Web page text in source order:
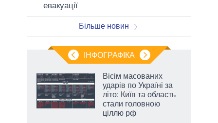
евакуації
Більше новин
ІНФОГРАФІКА
Вісім масованих
ударів по Україні за
літо: Київ та область
стали головною
ціллю рф